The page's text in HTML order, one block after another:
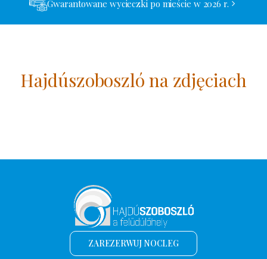
Gwarantowane wycieczki po mieście w 2026 r.
Hajdúszoboszló na zdjęciach
ZAREZERWUJ NOCLEG